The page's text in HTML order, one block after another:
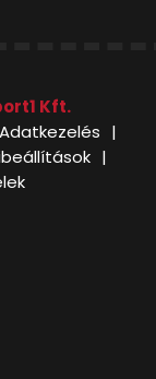
Kft.
Adatkezelés